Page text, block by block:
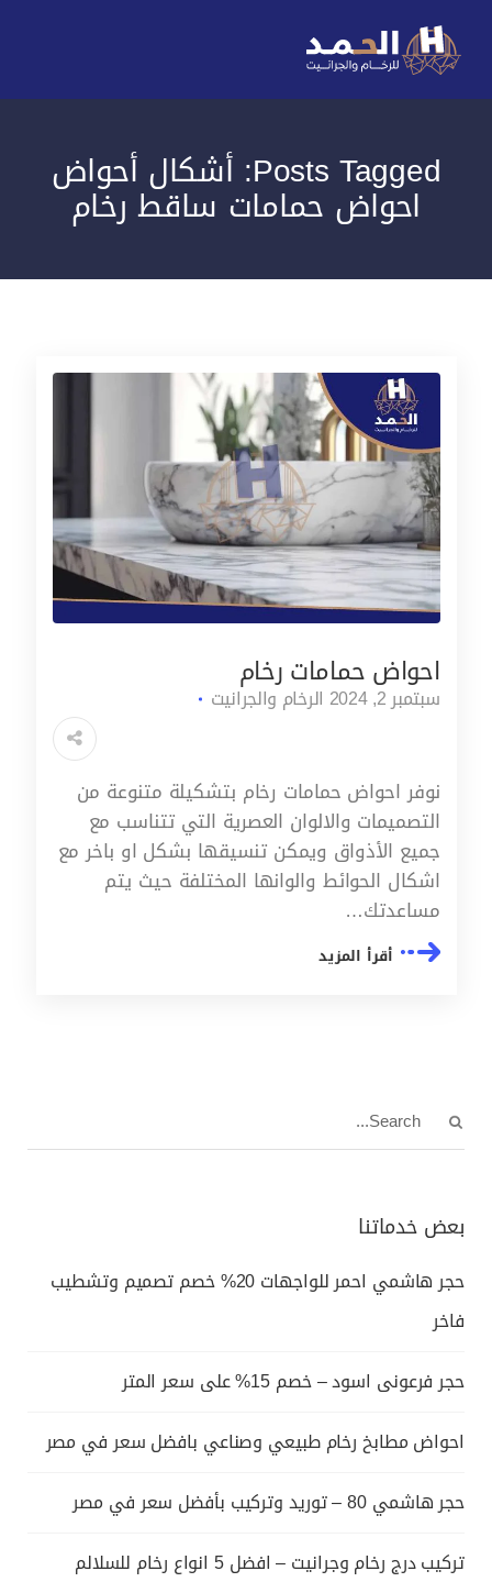
Posts Tagged: أشكال أحواض
احواض حمامات ساقط رخام
احواض حمامات رخام
سبتمبر 2, 2024 الرخام والجرانيت
نوفر احواض حمامات رخام بتشكيلة متنوعة من
التصميمات والالوان العصرية التي تتناسب مع
جميع الأذواق ويمكن تنسيقها بشكل او باخر مع
اشكال الحوائط والوانها المختلفة حيث يتم
مساعدتك…
أقرأ المزيد
بعض خدماتنا
حجر هاشمي احمر للواجهات 20% خصم تصميم وتشطيب
فاخر
حجر فرعونى اسود – خصم 15% على سعر المتر
احواض مطابخ رخام طبيعي وصناعي بافضل سعر في مصر
حجر هاشمي 80 – توريد وتركيب بأفضل سعر في مصر
تركيب درج رخام وجرانيت – افضل 5 انواع رخام للسلالم